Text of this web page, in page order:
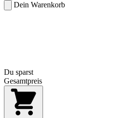
Dein Warenkorb
Du sparst
Gesamtpreis